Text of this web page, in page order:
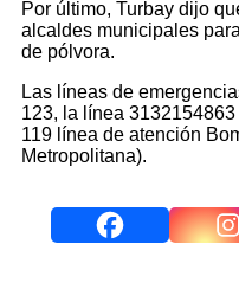
Por último, Turbay dijo
alcaldes municipales
de pólvora.
Las líneas de
123, la línea
119 línea de atención
Metropolitana).